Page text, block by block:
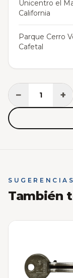
Unicentro el
California
Parque Cerro
Cafetal
− +
SUGERENCIAS
También